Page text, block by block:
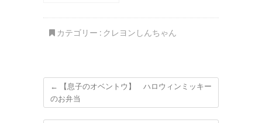
カテゴリー : クレヨンしんちゃん
←
【息子のオベントウ】 ハロウィンミッキー
のお弁当